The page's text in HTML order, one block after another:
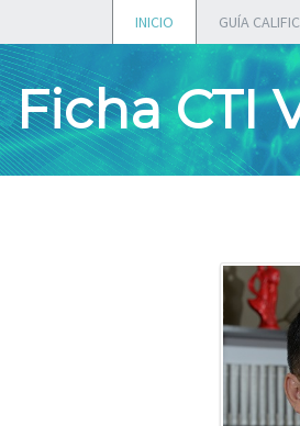
INICIO GUÍA
Ficha CTI